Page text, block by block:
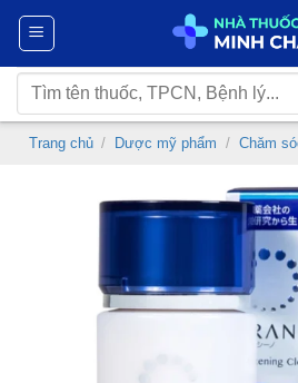
Chuyển
nội
dung
Tìm
kiếm:
Trang chủ / Dược mỹ phẩm / Chăm